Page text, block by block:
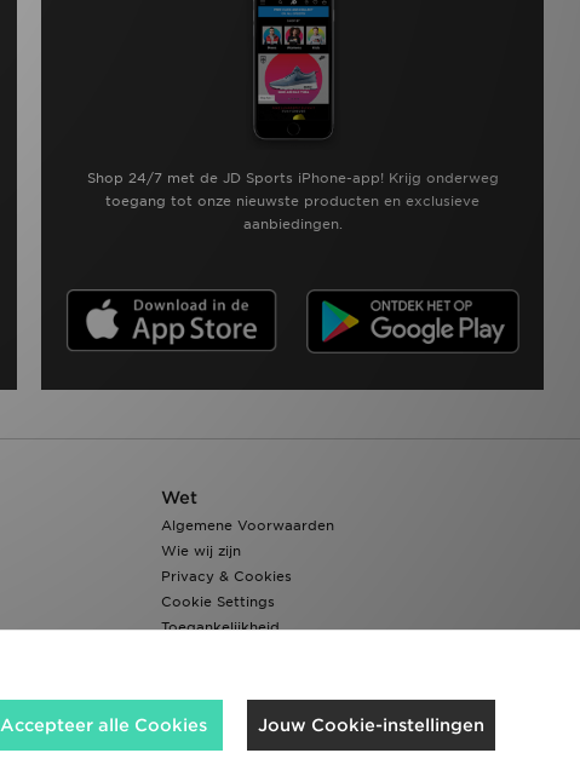
Shop 24/7 met de JD Sports iPhone-app! Krijg onderweg
toegang tot onze nieuwste producten en exclusieve
aanbiedingen.
Wet
Algemene Voorwaarden
Wie wij zijn
Privacy & Cookies
Cookie Settings
Toegankelijkheid
Wij accepteren de volgende betaalmethoden
Jouw Cookie-instellingen
Accepteer alle Cookies